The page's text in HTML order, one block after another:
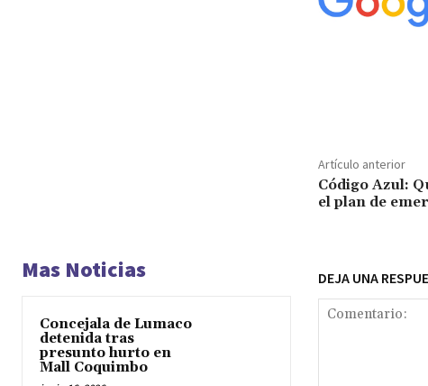
Artículo anterior
Código Azul:
el plan de
Mas Noticias
Concejala de Lumaco
detenida tras
presunto hurto en
Mall Coquimbo
DEJA UNA